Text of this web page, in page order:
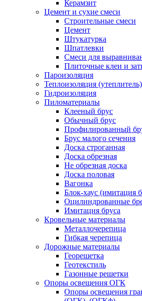
Керамзит
Цемент и сухие смеси
Строительные смеси
Цемент
Штукатурка
Шпатлевки
Смеси для
Плиточные клеи и
Пароизоляция
Теплоизоляция (утеплитель)
Гидроизоляция
Пиломатериалы
Клееный брус
Обычный брус
Профилированный
Брус малого сечения
Доска строганная
Доска обрезная
Не обрезная доска
Доска половая
Вагонка
Блок-хаус (имитация
Оцилиндрованные
Имитация бруса
Кровельные материалы
Металлочерепица
Гибкая черепица
Дорожные материалы
Георешетка
Геотекстиль
Газонные решетки
Опоры освещения ОГК
Опоры освещения